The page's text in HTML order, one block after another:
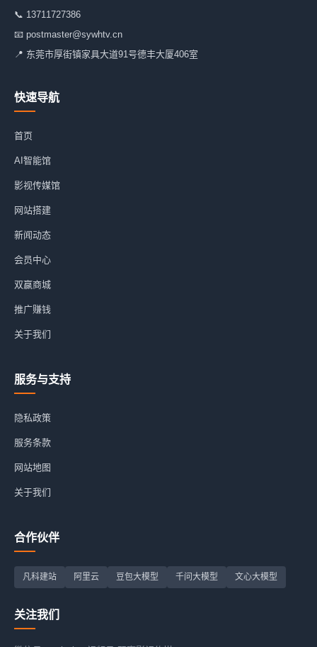
📞 13711727386
📧 postmaster@sywhtv.cn
📍 东莞市厚街镇家具大道91号德丰大厦406室
快速导航
首页
AI智能馆
影视传媒馆
网站搭建
新闻动态
会员中心
双赢商城
推广赚钱
关于我们
服务与支持
隐私政策
服务条款
网站地图
关于我们
合作伙伴
凡科建站 阿里云 豆包大模型 千问大模型 文心大模型
关注我们